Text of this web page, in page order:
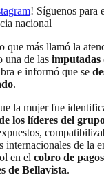
! Síguenos para
nacional
que más llamó la
una de las imputadas
e informó que se
.
la mujer fue
los líderes del
internacionales de la
en el cobro de
de Bellavista.